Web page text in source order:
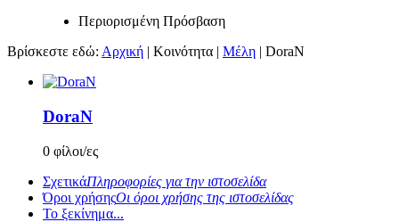
Περιορισμένη Πρόσβαση
Βρίσκεστε εδώ: Αρχική | Κοινότητα | Μέλη | DoraN
DoraN
0 φίλοι/ες
ΣχετικάΠληροφορίες για την ιστοσελίδα
Όροι χρήσηςΟι όροι χρήσης της ιστοσελίδας
Το ξεκίνημα...